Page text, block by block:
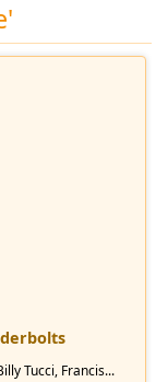
Tucci, Francis...